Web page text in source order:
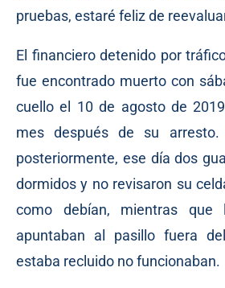
pruebas, estaré feliz de
El financiero detenido por
fue encontrado muerto con
cuello el 10 de agosto de
mes después de su
posteriormente, ese día dos
dormidos y no revisaron su
como debían, mientras que
apuntaban al pasillo fuera
estaba recluido no funcionaban.